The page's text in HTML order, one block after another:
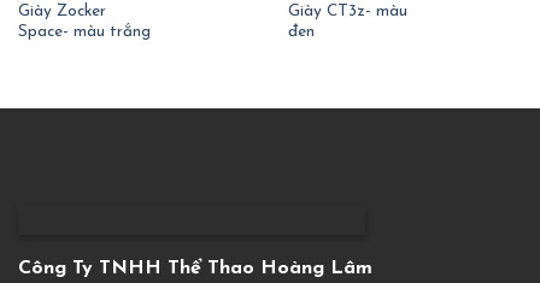
Giày Zocker
Space- màu trắng
Giày CT3z- màu
đen
Công Ty TNHH Thể Thao Hoàng Lâm